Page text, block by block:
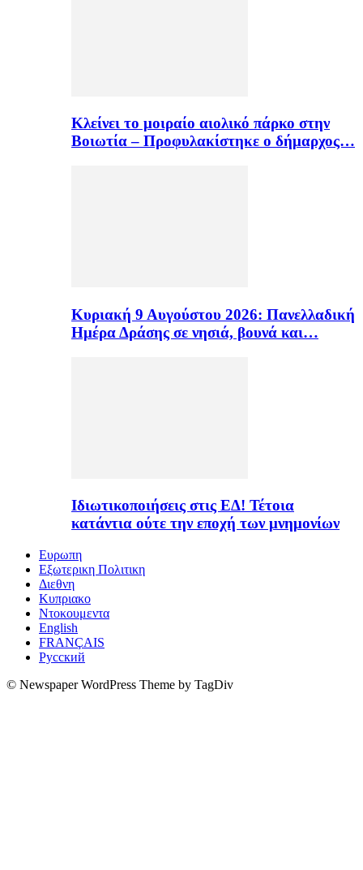
Κλείνει το μοιραίο αιολικό πάρκο στην
Βοιωτία – Προφυλακίστηκε ο δήμαρχος…
Κυριακή 9 Αυγούστου 2026: Πανελλαδική
Ημέρα Δράσης σε νησιά, βουνά και…
Ιδιωτικοποιήσεις στις ΕΔ! Τέτοια
κατάντια ούτε την εποχή των μνημονίων
Ευρωπη
Εξωτερικη Πολιτικη
Διεθνη
Κυπριακο
Ντοκουμεντα
English
FRANÇAIS
Русский
© Newspaper WordPress Theme by TagDiv